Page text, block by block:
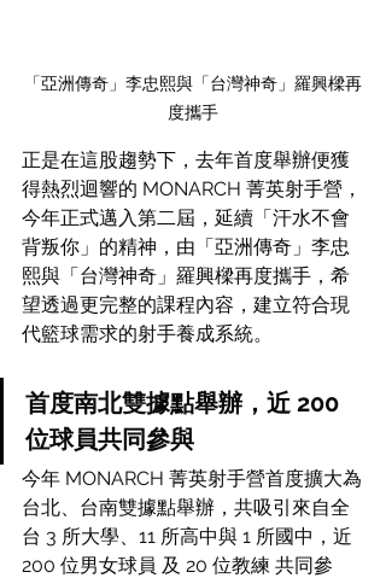
「亞洲傳奇」李忠熙與「台灣神奇」羅興樑再
度攜手
正是在這股趨勢下，去年首度舉辦便獲
得熱烈迴響的 MONARCH 菁英射手營，
今年正式邁入第二屆，延續「汗水不會
背叛你」的精神，由「亞洲傳奇」李忠
熙與「台灣神奇」羅興樑再度攜手，希
望透過更完整的課程內容，建立符合現
代籃球需求的射手養成系統。
首度南北雙據點舉辦，近 200
位球員共同參與
今年 MONARCH 菁英射手營首度擴大為
台北、台南雙據點舉辦，共吸引來自全
台 3 所大學、11 所高中與 1 所國中，近
200 位男女球員 及 20 位教練 共同參